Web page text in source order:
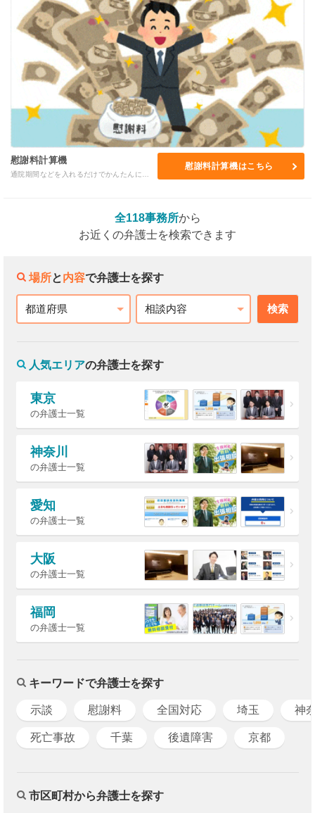
慰謝料計算機
慰謝料計算機はこちら
全118事務所から
お近くの弁護士を検索できます
場所と内容で弁護士を探す
都道府県 相談内容 検索
人気エリアの弁護士を探す
東京
の弁護士一覧
神奈川
の弁護士一覧
愛知
の弁護士一覧
大阪
の弁護士一覧
福岡
の弁護士一覧
キーワードで弁護士を探す
示談 慰謝料 全国対応 埼玉 神
死亡事故 千葉 後遺障害 京都
市区町村から弁護士を探す